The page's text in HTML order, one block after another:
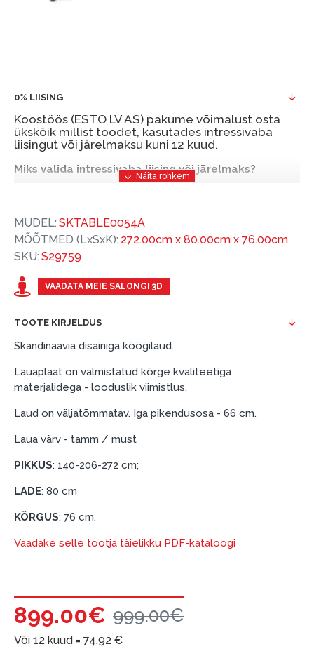
0% LIISING
Koostöös (ESTO LV AS) pakume võimalust osta
ükskõik millist toodet, kasutades intressivaba
liisingut või järelmaksu kuni 12 kuud.
Miks valida intressivaba liising või järelmaks?
teil vajalikud tooted kohe osta, kuid nende eest
hiljem tasuda.
eeliseid ilma esimese sissemakseta ja järelmaksu
perioodiga kuni 12 kuud.
Näide: Toote hind 300 €, periood: 12 kuud,
esimene sissemakse: 0 €, igakuine makse: 25 €,
Liisingut ja järelmaksu saate vormistada ka külastades
vajalik Smart-ID, eParaksts eID, eParaksts eID
mobile, ESTO konto või pank Swedbank, Luminor,
Lepingu tingimused:
Liisingulepingu võib allkirjastada ainult see isik,
Enne krediidi vormistamist palun tutvuge
kauba tarnetingimustega
VAADATA MEIE SALONGI 3D
TOOTE KIRJELDUS
Skandinaavia disainiga köögilaud.
Lauaplaat on valmistatud kõrge kvaliteetiga
materjalidega - looduslik viimistlus.
Laud on väljatõmmatav. Iga pikendusosa - 66 cm.
Laua värv - tamm / must
PIKKUS: 140-206-272 cm;
LADE: 80 cm
KÕRGUS: 76 cm.
Vaadake selle tootja täielikku PDF-kataloogi
MUDEL: SKTABLE0054A
MÕÕTMED (LxSxK): 272.00cm x 80.00cm x 76.00cm
SKU: S29759
899.00€ 999.00€
Või 12 kuud = 74.92 €